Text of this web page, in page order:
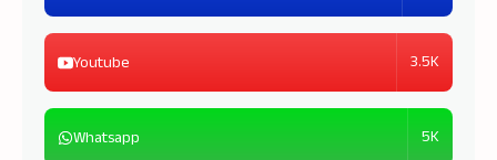
Youtube 3.5K
Whatsapp 5K